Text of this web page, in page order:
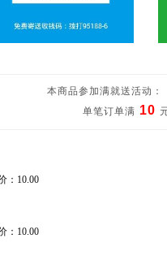
本商品参加满就送活动：
单笔订单满 10
：10.00
：10.00